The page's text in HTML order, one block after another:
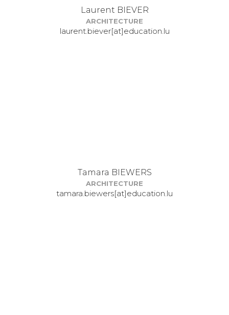
Laurent BIEVER
ARCHITECTURE
laurent.biever[at]education.lu
Tamara BIEWERS
ARCHITECTURE
tamara.biewers[at]education.lu